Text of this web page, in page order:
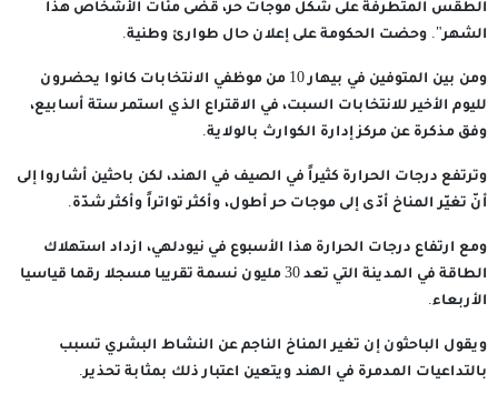
الطقس المتطرفة على شكل موجات حر، قضى مئات الأشخاص هذا
الشهر". وحضت الحكومة على إعلان حال طوارئ وطنية.
ومن بين المتوفين في بيهار 10 من موظفي الانتخابات كانوا يحضرون
لليوم الأخير للانتخابات السبت، في الاقتراع الذي استمر ستة أسابيع،
وفق مذكرة عن مركز إدارة الكوارث بالولاية.
وترتفع درجات الحرارة كثيراً في الصيف في الهند، لكن باحثين أشاروا إلى
أنّ تغيّر المناخ أدّى إلى موجات حر أطول، وأكثر تواتراً وأكثر شدّة.
ومع ارتفاع درجات الحرارة هذا الأسبوع في نيودلهي، ازداد استهلاك
الطاقة في المدينة التي تعد 30 مليون نسمة تقريبا مسجلا رقما قياسيا
الأربعاء.
ويقول الباحثون إن تغير المناخ الناجم عن النشاط البشري تسبب
بالتداعيات المدمرة في الهند ويتعين اعتبار ذلك بمثابة تحذير.